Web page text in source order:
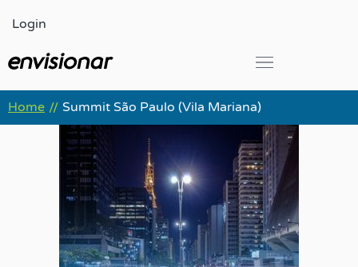
para
conteúdo
Login
Home // Summit São Paulo (Vila Mariana)